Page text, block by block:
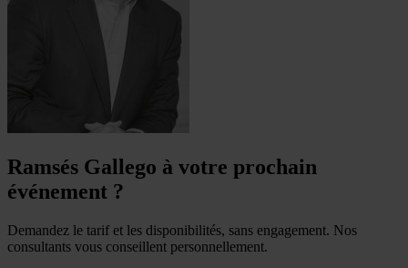
Ramsés Gallego à votre prochain
événement ?
Demandez le tarif et les disponibilités, sans engagement. Nos
consultants vous conseillent personnellement.